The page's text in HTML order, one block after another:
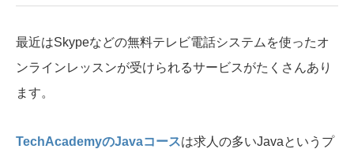
最近はSkypeなどの無料テレビ電話システムを使ったオ
ンラインレッスンが受けられるサービスがたくさんあり
ます。
TechAcademyのJavaコースは求人の多いJavaというプ